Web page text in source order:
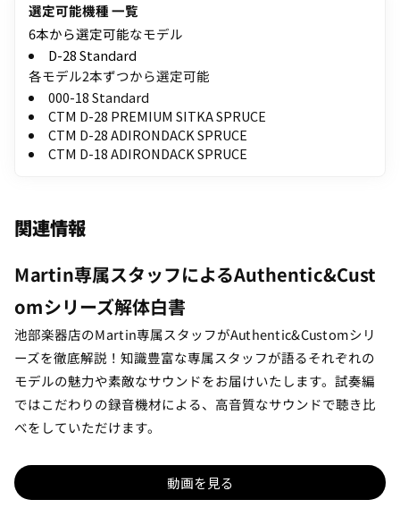
選定可能機種 一覧
6本から選定可能なモデル
D-28 Standard
各モデル2本ずつから選定可能
000-18 Standard
CTM D-28 PREMIUM SITKA SPRUCE
CTM D-28 ADIRONDACK SPRUCE
CTM D-18 ADIRONDACK SPRUCE
関連情報
Martin専属スタッフによるAuthentic&Cust
omシリーズ解体白書
池部楽器店のMartin専属スタッフがAuthentic&Customシリ
ーズを徹底解説！知識豊富な専属スタッフが語るそれぞれの
モデルの魅力や素敵なサウンドをお届けいたします。試奏編
ではこだわりの録音機材による、高音質なサウンドで聴き比
べをしていただけます。
動画を見る